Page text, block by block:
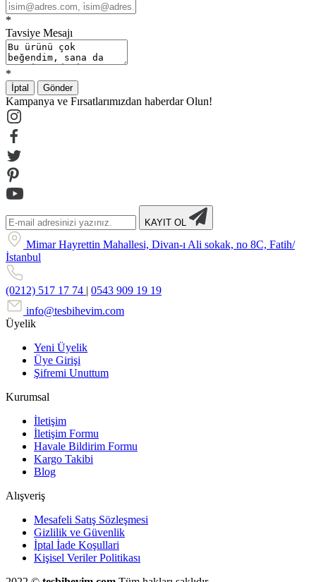
*
Tavsiye Mesajı
*
İptal Gönder
Kampanya ve Fırsatlarımızdan haberdar Olun!
KAYIT OL
Mimar Hayrettin Mahallesi, Divan-ı Ali sokak, no 8C, Fatih/
İstanbul
(0212) 517 17 74 | 0543 909 19 19
info@tesbihevim.com
Üyelik
Yeni Üyelik
Üye Girişi
Şifremi Unuttum
Kurumsal
İletişim
İletişim Formu
Havale Bildirim Formu
Kargo Takibi
Blog
Alışveriş
Mesafeli Satış Sözleşmesi
Gizlilik ve Güvenlik
İptal İade Koşullari
Kişisel Veriler Politikası